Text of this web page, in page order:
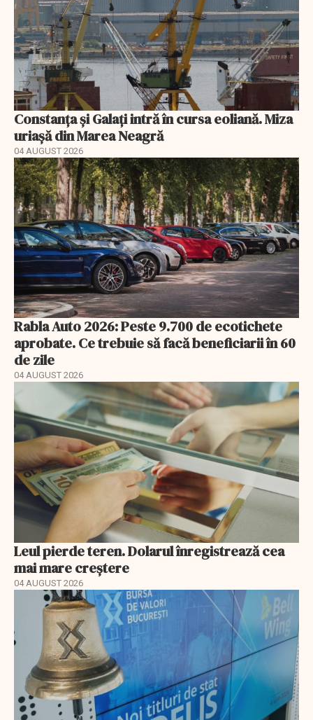
Constanța și Galați intră în cursa eoliană. Miza
uriașă din Marea Neagră
04 AUGUST 2026
Rabla Auto 2026: Peste 9.700 de ecotichete
aprobate. Ce trebuie să facă beneficiarii în 60
de zile
04 AUGUST 2026
Leul pierde teren. Dolarul înregistrează cea
mai mare creștere
04 AUGUST 2026